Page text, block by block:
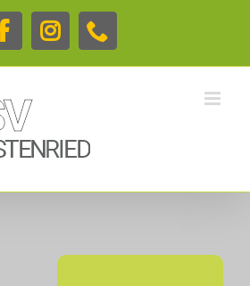
FacebookInstagram
Telefon